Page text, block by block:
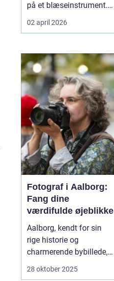
på et blæseinstrument.
Saxofonen kræver både
teknik, musikalitet og
klangen ligger et sted
mellem den varme lyd
fra klarinetten og den
direkt...
02 april 2026
Fotograf i Aalborg:
Fang dine
værdifulde øjeblikke
Aalborg, kendt for sin
rige historie og
charmerende bybillede,
er også hjemsted for en
28 oktober 2025